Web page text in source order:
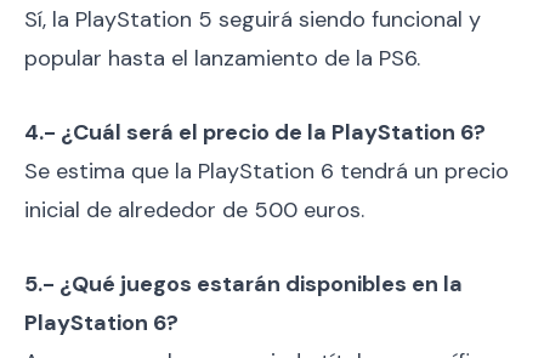
Sí, la PlayStation 5 seguirá siendo funcional y
popular hasta el lanzamiento de la PS6.
4.- ¿Cuál será el precio de la PlayStation 6?
Se estima que la PlayStation 6 tendrá un precio
inicial de alrededor de 500 euros.
5.- ¿Qué juegos estarán disponibles en la
PlayStation 6?